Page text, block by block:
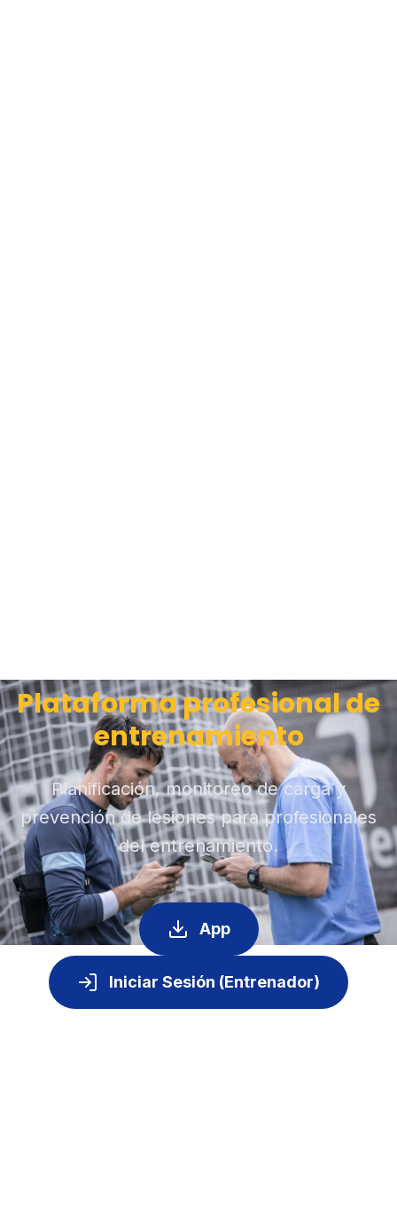
Plataforma profesional de
entrenamiento
Planificación, monitoreo de carga y
prevención de lesiones para profesionales
del entrenamiento.
App
Iniciar Sesión (Entrenador)